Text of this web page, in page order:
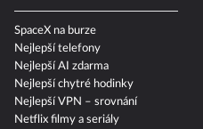
SpaceX na burze
Nejlepší telefony
Nejlepší AI zdarma
Nejlepší chytré hodinky
Nejlepší VPN – srovnání
Netflix filmy a seriály